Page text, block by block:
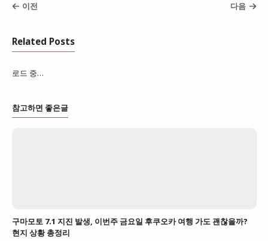
이전 다음
Related Posts
로드 중…
참고하면 좋은글
구마모토 7.1 지진 발생, 이번주 금요일 후쿠오카 여행 가도 괜찮을까?
현지 상황 총정리